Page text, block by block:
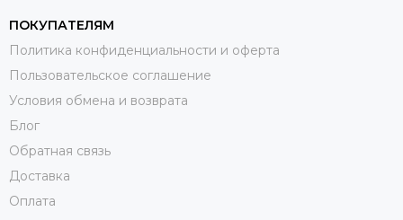
ПОКУПАТЕЛЯМ
Политика конфиденциальности и оферта
Пользовательское соглашение
Условия обмена и возврата
Блог
Обратная связь
Доставка
Оплата